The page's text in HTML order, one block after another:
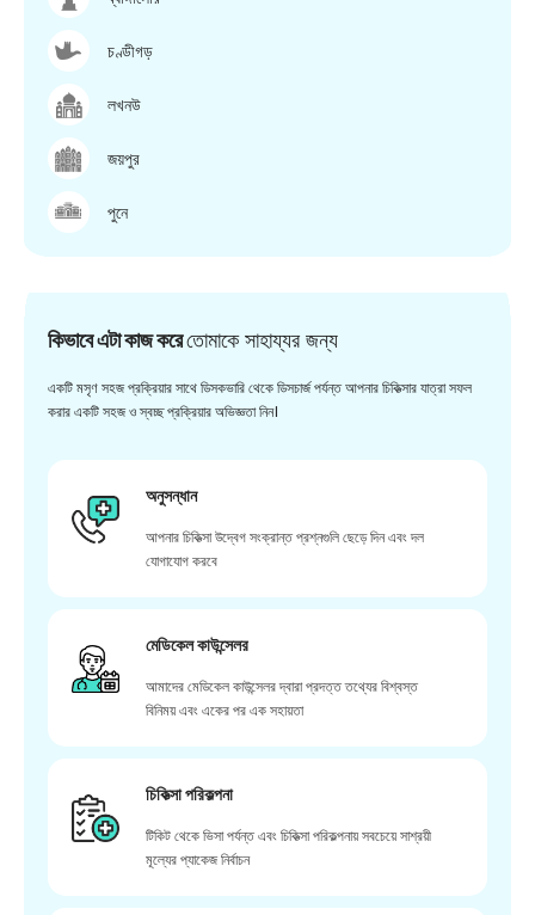
চণ্ডীগড়
লখনউ
জয়পুর
পুনে
কিভাবে এটা কাজ করেতোমাকে সাহায্যর জন্য
একটি মসৃণ সহজ প্রক্রিয়ার সাথে ডিসকভারি থেকে ডিসচার্জ পর্যন্ত আপনার চিকিত্সার যাত্রা সফল
করার একটি সহজ ও স্বচ্ছ প্রক্রিয়ার অভিজ্ঞতা নিন।
অনুসন্ধান
আপনার চিকিত্সা উদ্বেগ সংক্রান্ত প্রশ্নগুলি ছেড়ে দিন এবং দল
যোগাযোগ করবে
মেডিকেল কাউন্সেলর
আমাদের মেডিকেল কাউন্সেলর দ্বারা প্রদত্ত তথ্যের বিশ্বস্ত
বিনিময় এবং একের পর এক সহায়তা
চিকিত্সা পরিকল্পনা
টিকিট থেকে ভিসা পর্যন্ত এবং চিকিত্সা পরিকল্পনায় সবচেয়ে সাশ্রয়ী
মূল্যের প্যাকেজ নির্বাচন